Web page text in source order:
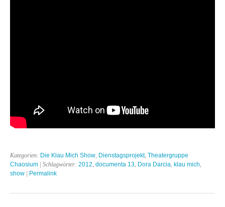
Kategorien: Die Klau Mich Show Dienstagsprojekt, Theatergruppe
Chaosium | Schlagwörter: 2012 documenta 13 Dora Darcia klau mich
show | Permalink